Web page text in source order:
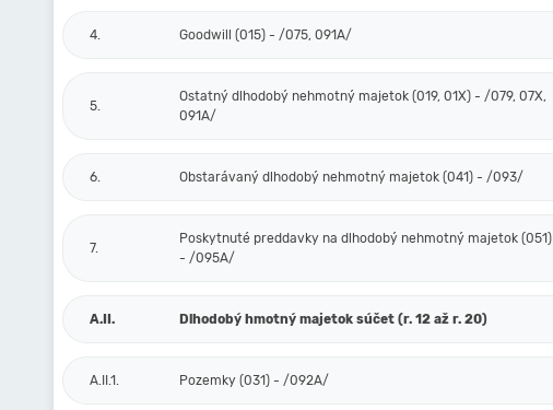
4. Goodwill (015) - /075, 091A/
5.
Ostatný dlhodobý nehmotný majetok (019, 01X) - /079, 07X,
091A/
6. Obstarávaný dlhodobý nehmotný majetok (041) - /093/
7.
Poskytnuté preddavky na dlhodobý nehmotný majetok (051)
- /095A/
A.II. Dlhodobý hmotný majetok súčet (r. 12 až r. 20)
A.II.1. Pozemky (031) - /092A/